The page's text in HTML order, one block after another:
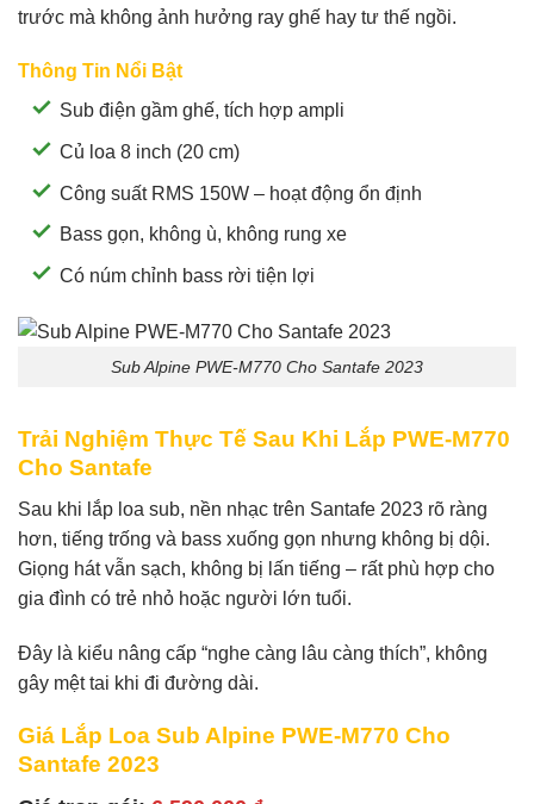
trước mà không ảnh hưởng ray ghế hay tư thế ngồi.
Thông Tin Nổi Bật
Sub điện gầm ghế, tích hợp ampli
Củ loa 8 inch (20 cm)
Công suất RMS 150W – hoạt động ổn định
Bass gọn, không ù, không rung xe
Có núm chỉnh bass rời tiện lợi
Sub Alpine PWE-M770 Cho Santafe 2023
Trải Nghiệm Thực Tế Sau Khi Lắp PWE-M770
Cho Santafe
Sau khi lắp loa sub, nền nhạc trên Santafe 2023 rõ ràng
hơn, tiếng trống và bass xuống gọn nhưng không bị dội.
Giọng hát vẫn sạch, không bị lấn tiếng – rất phù hợp cho
gia đình có trẻ nhỏ hoặc người lớn tuổi.
Đây là kiểu nâng cấp “nghe càng lâu càng thích”, không
gây mệt tai khi đi đường dài.
Giá Lắp Loa Sub Alpine PWE-M770 Cho
Santafe 2023